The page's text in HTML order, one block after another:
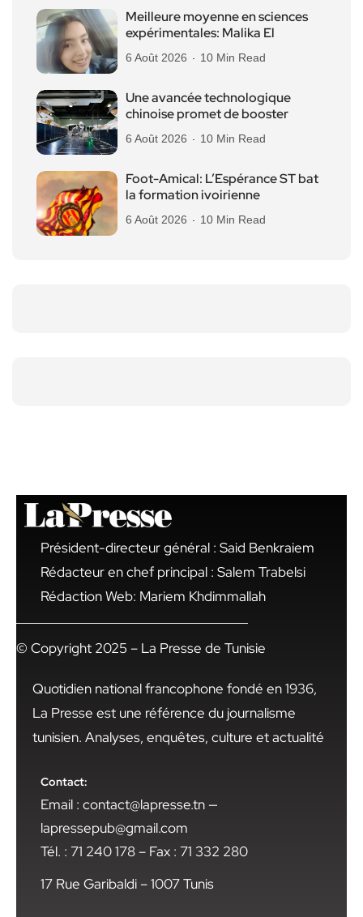
Meilleure moyenne en sciences
expérimentales: Malika El
6 Août 2026 10 Min Read
Une avancée technologique
chinoise promet de booster
6 Août 2026 10 Min Read
Foot-Amical: L’Espérance ST bat
la formation ivoirienne
6 Août 2026 10 Min Read
Président-directeur général : Said Benkraiem
Rédacteur en chef principal : Salem Trabelsi
Rédaction Web: Mariem Khdimmallah
© Copyright 2025 – La Presse de Tunisie
Quotidien national francophone fondé en 1936,
La Presse est une référence du journalisme
tunisien. Analyses, enquêtes, culture et actualité
Contact:
Email : contact@lapresse.tn —
lapressepub@gmail.com
Tél. : 71 240 178 – Fax : 71 332 280
17 Rue Garibaldi – 1007 Tunis